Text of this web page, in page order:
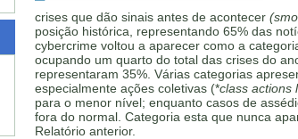
crises que dão sinais antes de acontecer
posição histórica, representando 65% das
cybercrime voltou a aparecer como a
ocupando um quarto do total das crises do
representaram 35%. Várias categorias
especialmente ações coletivas (*class actions
para o menor nível; enquanto casos de
fora do normal. Categoria esta que nunca
Relatório anterior.